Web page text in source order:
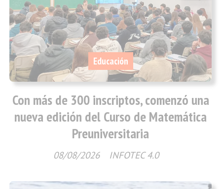
Con más de 300 inscriptos, comenzó una
nueva edición del Curso de Matemática
Preuniversitaria
INFOTEC 4.0
Educación
08/08/2026